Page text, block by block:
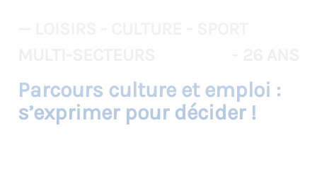
Parcours culture et emploi :
s’exprimer pour décider !